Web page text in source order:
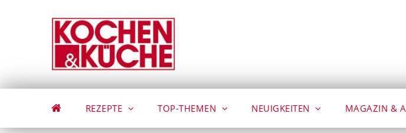
REZEPTE TOP-THEMEN NEUIGKEITEN MAGAZIN &